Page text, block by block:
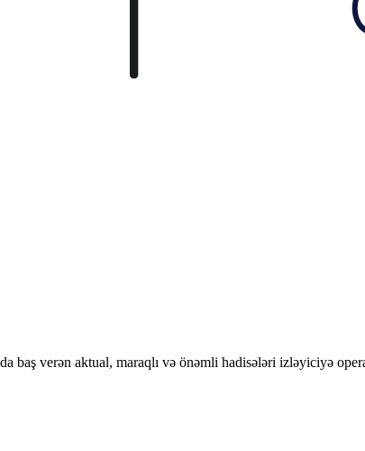
baş verən aktual, maraqlı və önəmli hadisələri izləyiciyə